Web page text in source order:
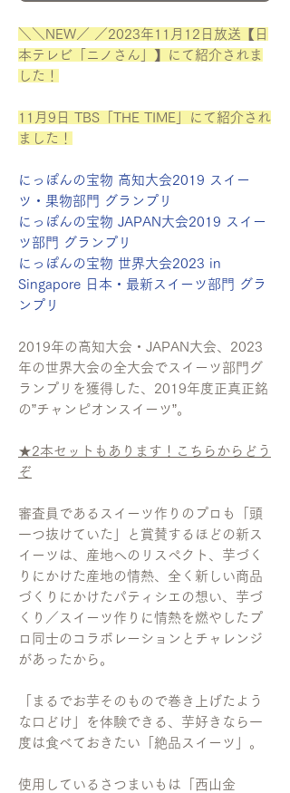
＼＼NEW／ ／2023年11月12日放送【日
本テレビ「ニノさん」】にて紹介されま
した！
11月9日 TBS「THE TIME」にて紹介され
ました！
にっぽんの宝物 高知大会2019 スイー
ツ・果物部門 グランプリ
にっぽんの宝物 JAPAN大会2019 スイー
ツ部門 グランプリ
にっぽんの宝物 世界大会2023 in
Singapore 日本・最新スイーツ部門 グラ
ンプリ
2019年の高知大会・JAPAN大会、2023
年の世界大会の全大会でスイーツ部門グ
ランプリを獲得した、2019年度正真正銘
の”チャンピオンスイーツ”。
★2本セットもあります！こちらからどう
ぞ
審査員であるスイーツ作りのプロも「頭
一つ抜けていた」と賞賛するほどの新ス
イーツは、産地へのリスペクト、芋づく
りにかけた産地の情熱、全く新しい商品
づくりにかけたパティシエの想い、芋づ
くり／スイーツ作りに情熱を燃やしたプ
ロ同士のコラボレーションとチャレンジ
があったから。
「まるでお芋そのもので巻き上げたよう
な口どけ」を体験できる、芋好きなら一
度は食べておきたい「絶品スイーツ」。
使用しているさつまいもは「西山金